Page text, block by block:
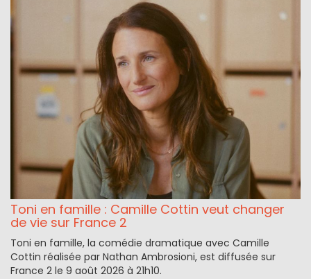
Toni en famille : Camille Cottin veut changer
de vie sur France 2
Toni en famille, la comédie dramatique avec Camille
Cottin réalisée par Nathan Ambrosioni, est diffusée sur
France 2 le 9 août 2026 à 21h10.